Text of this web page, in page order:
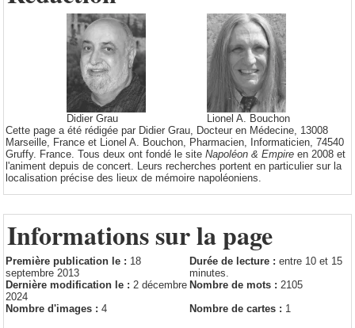
Didier Grau
Lionel A. Bouchon
Cette page a été rédigée par Didier Grau, Docteur en Médecine, 13008
Marseille, France et Lionel A. Bouchon, Pharmacien, Informaticien, 74540
Gruffy. France. Tous deux ont fondé le site Napoléon & Empire en 2008 et
l'animent depuis de concert. Leurs recherches portent en particulier sur la
localisation précise des lieux de mémoire napoléoniens.
Informations sur la page
Première publication le : 18
septembre 2013
Durée de lecture : entre 10 et 15
minutes.
Dernière modification le : 2 décembre
2024
Nombre de mots : 2105
Nombre d'images : 4 Nombre de cartes : 1